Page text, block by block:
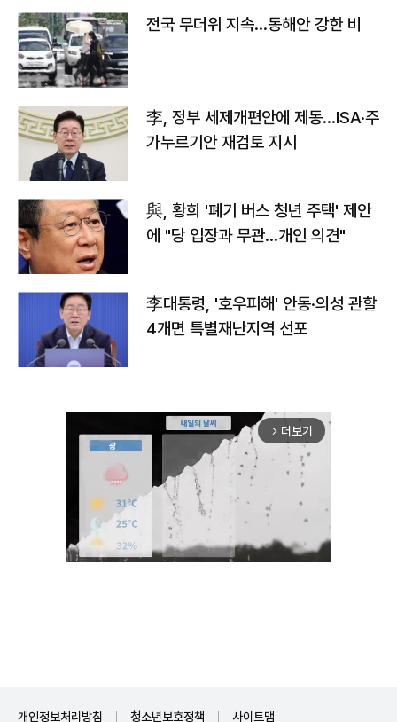
전국 무더위 지속…동해안 강한 비
李, 정부 세제개편안에 제동…ISA·주
가누르기안 재검토 지시
與, 황희 '폐기 버스 청년 주택' 제안
에 "당 입장과 무관…개인 의견"
李대통령, '호우피해' 안동·의성 관할
4개면 특별재난지역 선포
arrow_forward_ios 더보기
개인정보처리방침 청소년보호정책 사이트맵